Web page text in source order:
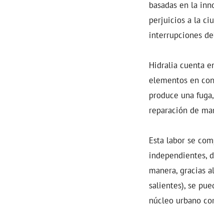
basadas en la
perjuicios a la
interrupciones
Hidralia cuenta
elementos en
produce una
reparación de
Esta labor se
independientes,
manera, gracias
salientes), se
núcleo urbano